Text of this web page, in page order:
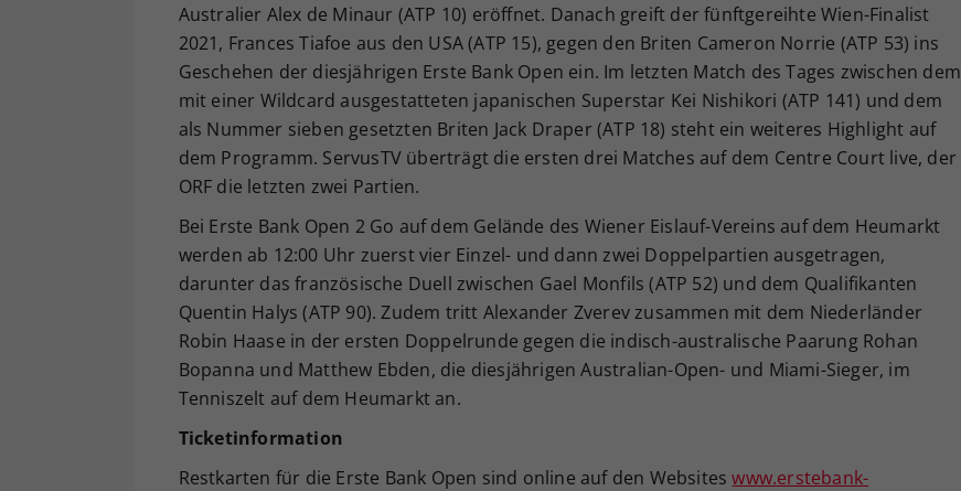
Australier Alex de Minaur (ATP 10) eröffnet. Danach greift der fünftgereihte Wien-Finalist
2021, Frances Tiafoe aus den USA (ATP 15), gegen den Briten Cameron Norrie (ATP 53) ins
Geschehen der diesjährigen Erste Bank Open ein. Im letzten Match des Tages zwischen dem
mit einer Wildcard ausgestatteten japanischen Superstar Kei Nishikori (ATP 141) und dem
als Nummer sieben gesetzten Briten Jack Draper (ATP 18) steht ein weiteres Highlight auf
dem Programm. ServusTV überträgt die ersten drei Matches auf dem Centre Court live, der
ORF die letzten zwei Partien.
Bei Erste Bank Open 2 Go auf dem Gelände des Wiener Eislauf-Vereins auf dem Heumarkt
werden ab 12:00 Uhr zuerst vier Einzel- und dann zwei Doppelpartien ausgetragen,
darunter das französische Duell zwischen Gael Monfils (ATP 52) und dem Qualifikanten
Quentin Halys (ATP 90). Zudem tritt Alexander Zverev zusammen mit dem Niederländer
Robin Haase in der ersten Doppelrunde gegen die indisch-australische Paarung Rohan
Bopanna und Matthew Ebden, die diesjährigen Australian-Open- und Miami-Sieger, im
Tenniszelt auf dem Heumarkt an.
Ticketinformation
Restkarten für die Erste Bank Open sind online auf den Websiteswww.erstebank-